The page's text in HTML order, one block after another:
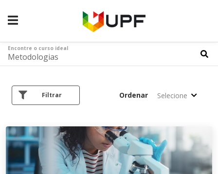
Encontre o curso ideal
Filtrar Ordenar Selecione